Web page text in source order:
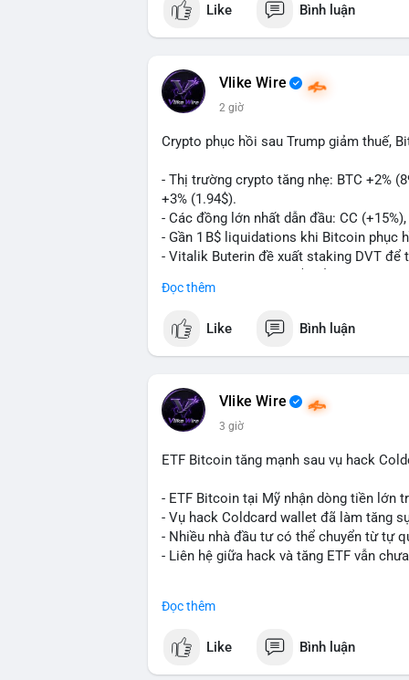
phải dòng tiền tổ chức khổng lồ. Hành
phản ánh hai kịch bản: hoặc cá voi
chuyển này không tạo áp lực bán đáng
thấy dòng tiền lớn vẫn đang vận động
BTC này đổ vào ví sàn giao dịch, khả
#11dot3377btc
Like Bình luận
Vlike Wire
2 giờ
Crypto phục hồi sau Trump giảm thuế,
- Thị trường crypto tăng nhẹ: BTC +2%
+3% (1.94$).
- Các đồng lớn nhất dẫn đầu: CC (+15%),
- Gần 1 B$ liquidations khi Bitcoin phục
- Vitalik Buterin đề xuất staking DVT để
- Thượng viện Mỹ tiến hành dự thảo
dụng giá trị giảm để bù đắp biến động.
- Cơ quan quản lý Hồng Kông bắt đầu
- Tòa án Nga công nhận crypto là tài
dân sự.
- Trump hy vọng ký luật cơ cấu thị
Ethereum.
lương bằng BTC.
#binancesquare #cryptonews #btc #eth
📰 Nguồn: Decrypt
Đọc thêm
Like Bình luận
Vlike Wire
3 giờ
ETF Bitcoin tăng mạnh sau vụ hack
- ETF Bitcoin tại Mỹ nhận dòng tiền lớn
- Vụ hack Coldcard wallet đã làm tăng
- Nhiều nhà đầu tư có thể chuyển từ tự
- Liên hệ giữa hack và tăng ETF vẫn
#vlikevn #titanbot
Đọc thêm
Like Bình luận